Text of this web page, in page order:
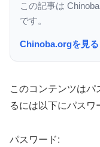
この記事は
です。
Chinoba.orgを見
このコンテンツはパ
るには以下にパスワ
パスワード: